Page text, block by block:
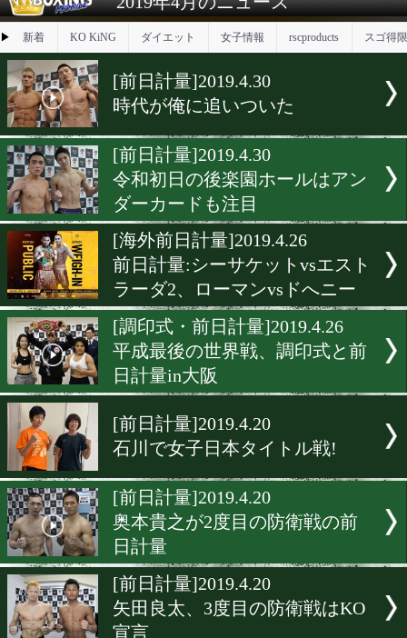
試合日程 試合結果 練習動画 ランキング
2019年4月のニュース
▶ 新着 KO KiNG ダイエット 女子情報
[前日計量]2019.4.30
時代が俺に追いついた
[前日計量]2019.4.30
令和初日の後楽園ホールは
ダーカードも注目
[海外前日計量]2019.4.26
前日計量:シーサケットvs
ラーダ2、ローマンvsドへ
[調印式・前日計量
平成最後の世界戦、調印式
日計量in大阪
[前日計量]2019.4.20
石川で女子日本タイトル戦!